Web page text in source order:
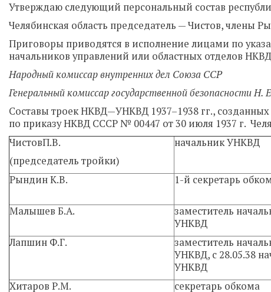
Утверждаю следующий персональный состав
Челябинская область председатель — Чистов, члены
Приговоры приводятся в исполнение лицами по
начальников управлений или областных отделов
Народный комиссар внутренних дел Союза ССР
Генеральный комиссар государственной безопасности
Составы троек НКВД—УНКВД 1937–1938 гг.,
по приказу НКВД СССР № 00447 от 30 июля 1937 г.
ЧистовП.В.
(председатель тройки)
начальник УНКВД
Рындин К.В.
1-й секретарь
Малышев Б.А.
заместитель
УНКВД
Лапшин Ф.Г.
заместитель
УНКВД, с 28.05.38
УНКВД
Хитаров Р.М. секретарь обкома